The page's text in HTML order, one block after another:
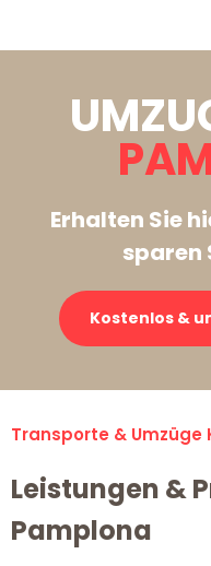
Erhalten Sie
sparen
Kostenlos &
Transporte & Umzüge
Leistungen &
Pamplona